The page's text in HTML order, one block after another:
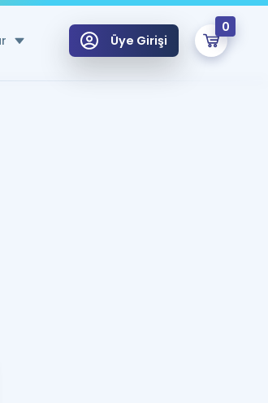
Üye Girişi
0
hazırlayacak onlarca eğitim seni bekliyor!